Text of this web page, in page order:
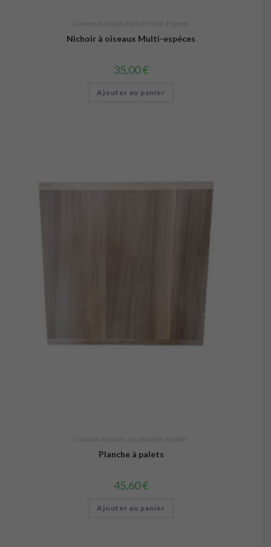
L’univers du jardin, Nichoir Mulit-Especes
Nichoir à oiseaux Multi-espéces
35,00€
Ajouter au panier
L’univers du jardin Les planches à palets
Planche à palets
45,60€
Ajouter au panier